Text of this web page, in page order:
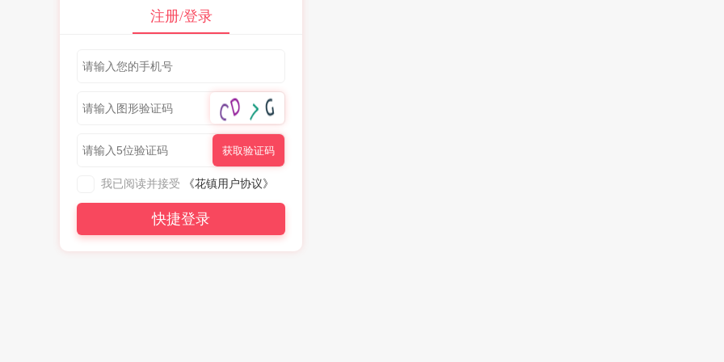
注册/登录
获取验证码
我已阅读并接受 《花镇用户协议》
快捷登录